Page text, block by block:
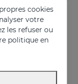
cookies
votre
les refuser ou
politique en